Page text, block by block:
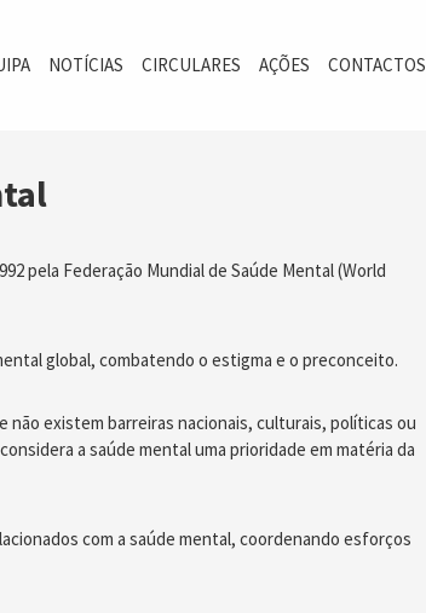
NOTÍCIAS CIRCULARES AÇÕES CONTACTOS
pela Federação Mundial de Saúde Mental (World
global, combatendo o estigma e o preconceito.
não existem barreiras nacionais, culturais, políticas ou
a saúde mental uma prioridade em matéria da
com a saúde mental, coordenando esforços